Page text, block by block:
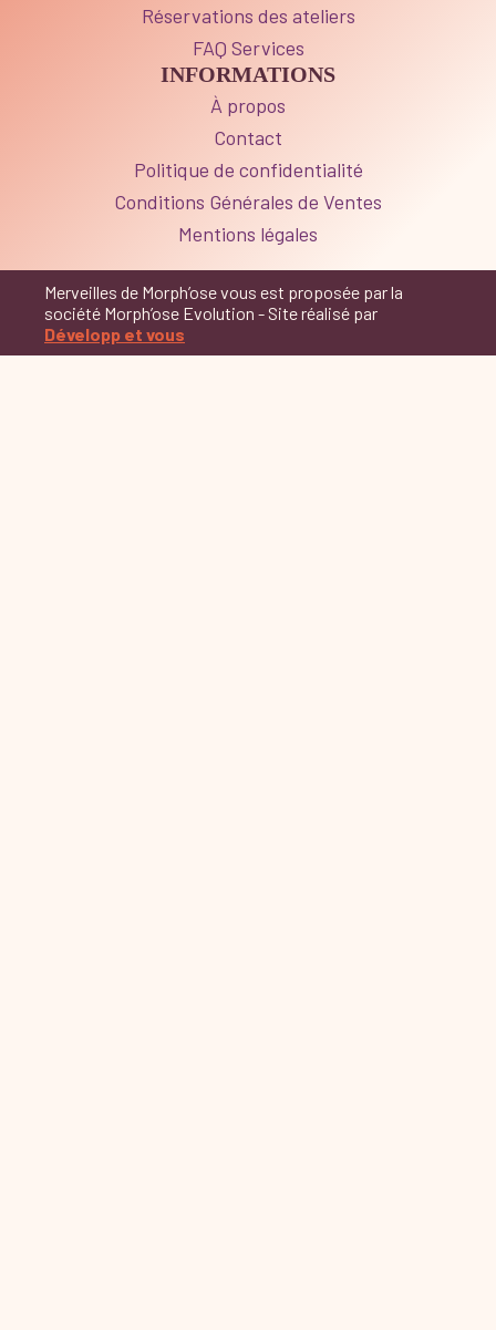
Réservations des ateliers
FAQ Services
INFORMATIONS
À propos
Contact
Politique de confidentialité
Conditions Générales de Ventes
Mentions légales
Merveilles de Morph’ose vous est proposée par la
société Morph’ose Evolution - Site réalisé par
Développ et vous